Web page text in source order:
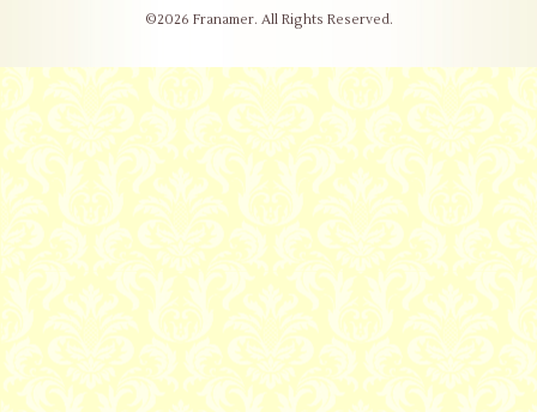
©2026 Franamer. All Rights Reserved.